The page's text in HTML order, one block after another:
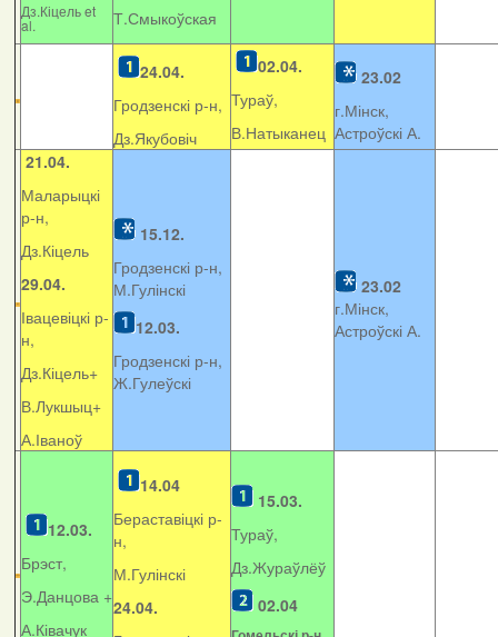
Дз.Кіцель et
al.
Т.Смыкоўская
24.04.
Гродзенскі р-н,
Дз.Якубовіч
02.04.
Тураў,
В.Натыканец
23.02
г.Мінск,
Астроўскі А.
21.04.
Маларыцкі
р-н,
Дз.Кіцель
29.04.
Івацевіцкі р-
н,
Дз.Кіцель+
В.Лукшыц+
А.Іваноў
15.12.
Гродзенскі р-н,
М.Гулінскі
12.03.
Гродзенскі р-н,
Ж.Гулеўскі
23.02
г.Мінск,
Астроўскі А.
12.03.
Брэст,
Э.Данцова +
А.Ківачук
14.04
Бераставіцкі р-
н,
М.Гулінскі
24.04.
15.03.
Тураў,
Дз.Жураўлёў
02.04